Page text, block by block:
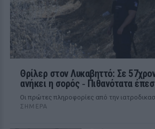
Θρίλερ στον Λυκαβηττό: Σε
ανήκει η σορός ‑ Πιθανότατα
Οι πρώτες πληροφορίες από την
ΣΉΜΕΡΑ